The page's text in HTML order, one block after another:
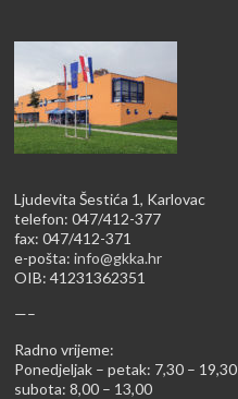
Ljudevita Šestića 1, Karlovac
telefon: 047/412-377
fax: 047/412-371
e-pošta:info@gkka.hr
OIB: 41231362351
—–
Radno vrijeme:
Ponedjeljak – petak: 7,30 – 19,30
subota: 8,00 – 13,00